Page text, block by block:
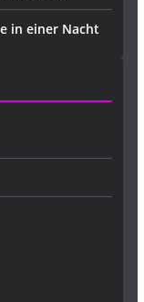
in einer Nacht